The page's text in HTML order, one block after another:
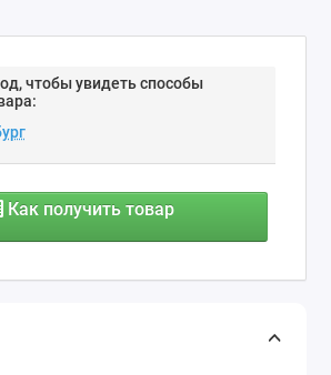
чтобы увидеть способы
Как получить товар